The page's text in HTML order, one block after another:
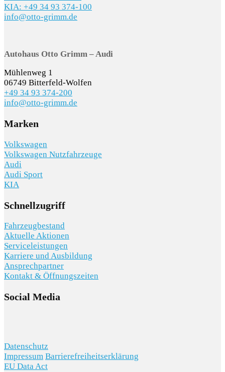
KIA: +49 34 93 374-100
info@otto-grimm.de
Autohaus Otto Grimm – Audi
Mühlenweg 1
06749 Bitterfeld-Wolfen
+49 34 93 374-200
info@otto-grimm.de
Marken
Volkswagen
Volkswagen Nutzfahrzeuge
Audi
Audi Sport
KIA
Schnellzugriff
Fahrzeugbestand
Aktuelle Aktionen
Serviceleistungen
Karriere und Ausbildung
Ansprechpartner
Kontakt & Öffnungszeiten
Social Media
Datenschutz
Impressum Barrierefreiheitserklärung
EU Data Act